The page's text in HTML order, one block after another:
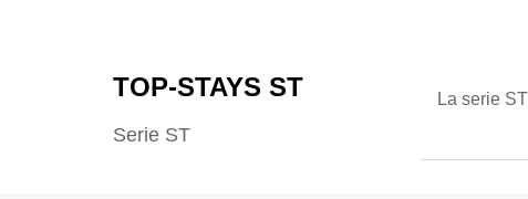
TOP-STAYS ST
Serie ST
La serie